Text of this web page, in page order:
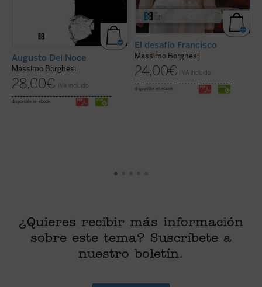
Augusto Del Noce
Massimo Borghesi
28,00€ IVA incluido
disponible en ebook:
El desafío Francisco
Massimo Borghesi
24,00€ IVA incluido
disponible en ebook:
¿Quieres recibir más información
sobre este tema? Suscríbete a
nuestro boletín.